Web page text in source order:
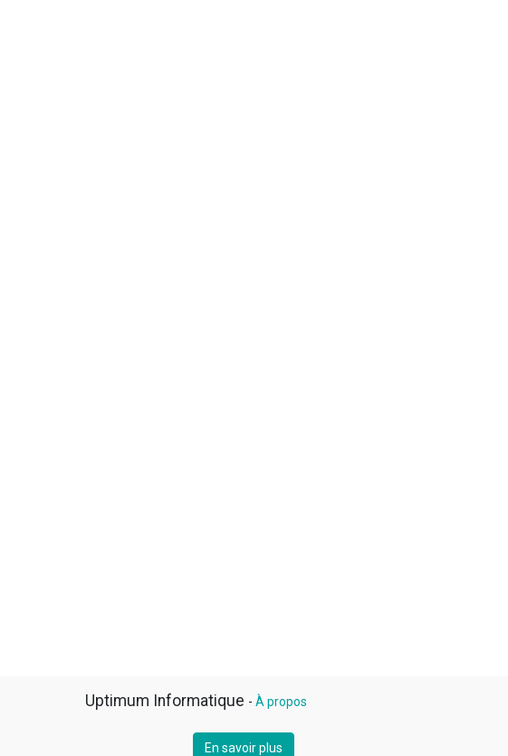
Uptimum Informatique - À propos
En savoir plus